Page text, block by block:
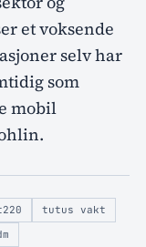
et voksende
selv har
som
mobil
tutus vakt